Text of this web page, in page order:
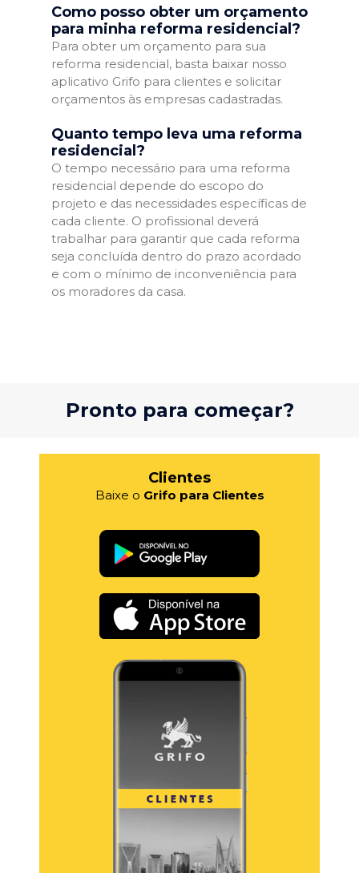
Como posso obter um orçamento
para minha reforma residencial?
Para obter um orçamento para sua
reforma residencial, basta baixar nosso
aplicativo Grifo para clientes e solicitar
orçamentos às empresas cadastradas.
Quanto tempo leva uma reforma
residencial?
O tempo necessário para uma reforma
residencial depende do escopo do
projeto e das necessidades específicas de
cada cliente. O profissional deverá
trabalhar para garantir que cada reforma
seja concluída dentro do prazo acordado
e com o mínimo de inconveniência para
os moradores da casa.
Pronto para começar?
Clientes
Baixe o Grifo para Clientes